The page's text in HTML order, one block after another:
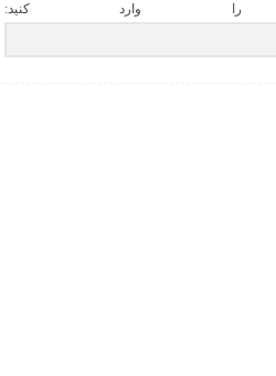
را وارد کنید: